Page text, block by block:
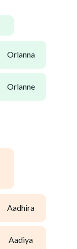
orlanna
orlanne
aadhira
aadiya